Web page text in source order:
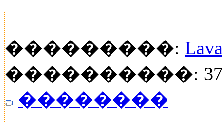
���������:
����������:
��������